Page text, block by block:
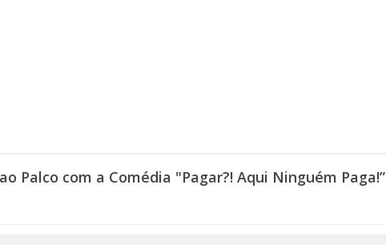
Palco com a Comédia "Pagar?! Aqui Ninguém Paga!”